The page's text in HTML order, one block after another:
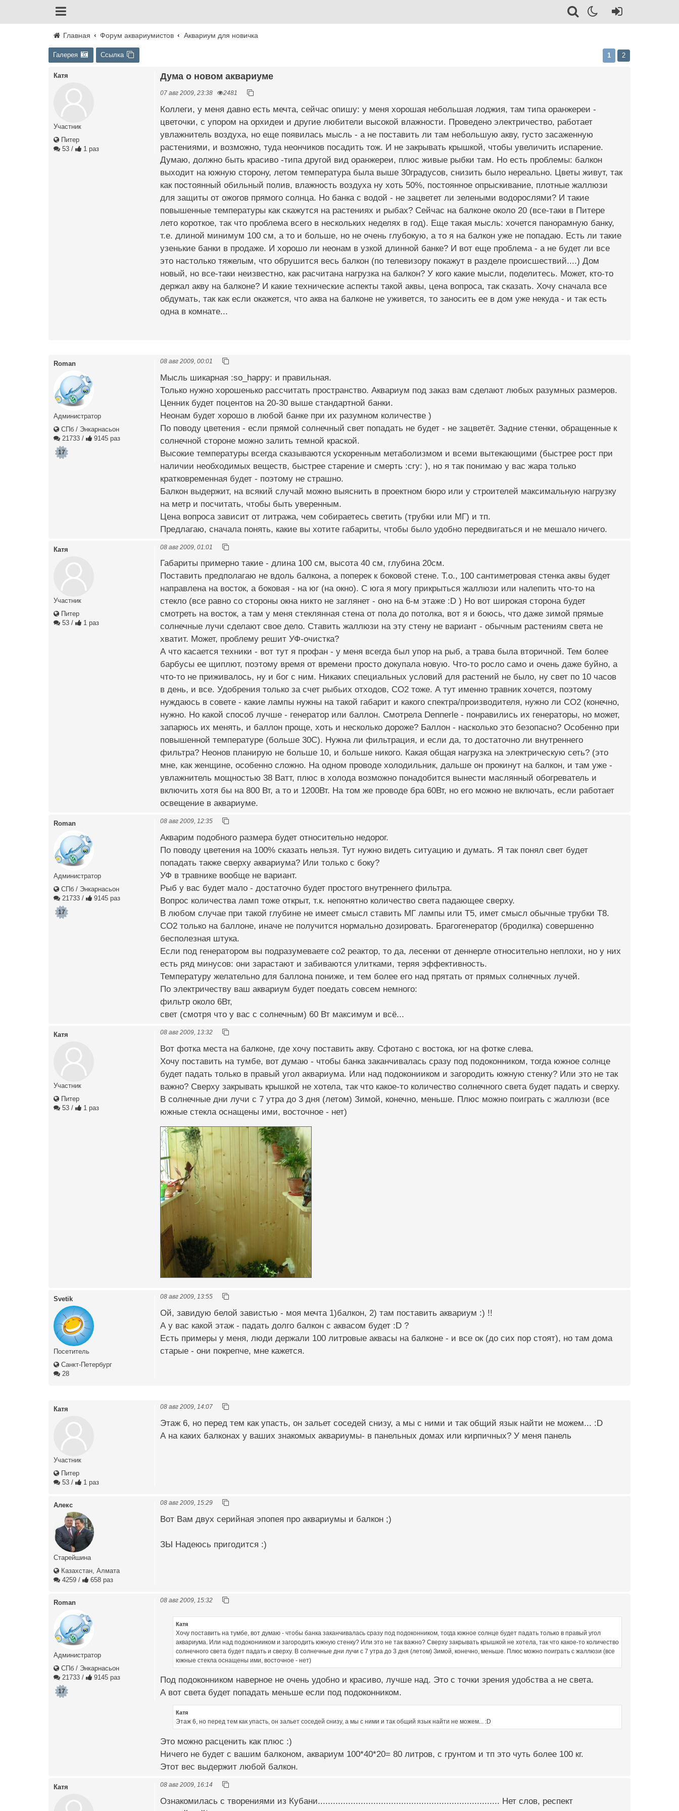
Главная Форум аквариумистов Аквариум для новичка
Галерея Ссылка 1 2
Катя
Участник
Питер
53 / 1 раз
Дума о новом аквариуме
07 авг 2009, 23:38 2481
Коллеги, у меня давно есть мечта, сейчас опишу: у меня хорошая небольшая лоджия, там типа оранжереи -
цветочки, с упором на орхидеи и другие любители высокой влажности. Проведено электричество, работает
увлажнитель воздуха, но еще появилась мысль - а не поставить ли там небольшую акву, густо засаженную
растениями, и возможно, туда неончиков посадить тож. И не закрывать крышкой, чтобы увеличить испарение.
Думаю, должно быть красиво -типа другой вид оранжереи, плюс живые рыбки там. Но есть проблемы: балкон
выходит на южную сторону, летом температура была выше 30градусов, снизить было нереально. Цветы живут, так
как постоянный обильный полив, влажность воздуха ну хоть 50%, постоянное опрыскивание, плотные жаллюзи
для защиты от ожогов прямого солнца. Но банка с водой - не зацветет ли зелеными водорослями? И такие
повышенные температуры как скажутся на растениях и рыбах? Сейчас на балконе около 20 (все-таки в Питере
лето короткое, так что проблема всего в нескольких неделях в год). Еще такая мысль: хочется панорамную банку,
т.е. длиной минимум 100 см, а то и больше, но не очень глубокую, а то я на балкон уже не попадаю. Есть ли такие
узенькие банки в продаже. И хорошо ли неонам в узкой длинной банке? И вот еще проблема - а не будет ли все
это настолько тяжелым, что обрушится весь балкон (по телевизору покажут в разделе происшествий....) Дом
новый, но все-таки неизвестно, как расчитана нагрузка на балкон? У кого какие мысли, поделитесь. Может, кто-то
держал акву на балконе? И какие технические аспекты такой аквы, цена вопроса, так сказать. Хочу сначала все
обдумать, так как если окажется, что аква на балконе не уживется, то заносить ее в дом уже некуда - и так есть
одна в комнате...
Roman
Администратор
СПб / Энкарнасьон
21733 / 9145 раз
17
08 авг 2009, 00:01
Мысль шикарная :so_happy: и правильная.
Только нужно хорошенько рассчитать пространство. Аквариум под заказ вам сделают любых разумных размеров.
Ценник будет поцентов на 20-30 выше стандартной банки.
Неонам будет хорошо в любой банке при их разумном количестве )
По поводу цветения - если прямой солнечный свет попадать не будет - не зацветёт. Задние стенки, обращенные к
солнечной стороне можно залить темной краской.
Высокие температуры всегда сказываются ускоренным метаболизмом и всеми вытекающими (быстрее рост при
наличии необходимых веществ, быстрее старение и смерть :cry: ), но я так понимаю у вас жара только
кратковременная будет - поэтому не страшно.
Балкон выдержит, на всякий случай можно выяснить в проектном бюро или у строителей максимальную нагрузку
на метр и посчитать, чтобы быть уверенным.
Цена вопроса зависит от литража, чем собираетесь светить (трубки или МГ) и тп.
Предлагаю, сначала понять, какие вы хотите габариты, чтобы было удобно передвигаться и не мешало ничего.
Катя
Участник
Питер
53 / 1 раз
08 авг 2009, 01:01
Габариты примерно такие - длина 100 см, высота 40 см, глубина 20см.
Поставить предполагаю не вдоль балкона, а поперек к боковой стене. Т.о., 100 сантиметровая стенка аквы будет
направлена на восток, а боковая - на юг (на окно). С юга я могу прикрыться жаллюзи или налепить что-то на
стекло (все равно со стороны окна никто не заглянет - оно на 6-м этаже :D ) Но вот широкая сторона будет
смотреть на восток, а там у меня стеклянная стена от пола до потолка, вот я и боюсь, что даже зимой прямые
солнечные лучи сделают свое дело. Ставить жаллюзи на эту стену не вариант - обычным растениям света не
хватит. Может, проблему решит УФ-очистка?
А что касается техники - вот тут я профан - у меня всегда был упор на рыб, а трава была вторичной. Тем более
барбусы ее щиплют, поэтому время от времени просто докупала новую. Что-то росло само и очень даже буйно, а
что-то не приживалось, ну и бог с ним. Никаких специальных условий для растений не было, ну свет по 10 часов
в день, и все. Удобрения только за счет рыбьих отходов, СО2 тоже. А тут именно травник хочется, поэтому
нуждаюсь в совете - какие лампы нужны на такой габарит и какого спектра/производителя, нужно ли СО2 (конечно,
нужно. Но какой способ лучше - генератор или баллон. Смотрела Dennerle - понравились их генераторы, но может,
запарюсь их менять, и баллон проще, хоть и несколько дороже? Баллон - насколько это безопасно? Особенно при
повышенной температуре (больше 30С). Нужна ли фильтрация, и если да, то достаточно ли внутреннего
фильтра? Неонов планирую не больше 10, и больше никого. Какая общая нагрузка на электрическую сеть? (это
мне, как женщине, особенно сложно. На одном проводе холодильник, дальше он прокинут на балкон, и там уже -
увлажнитель мощностью 38 Ватт, плюс в холода возможно понадобится вынести маслянный обогреватель и
включить хотя бы на 800 Вт, а то и 1200Вт. На том же проводе бра 60Вт, но его можно не включать, если работает
освещение в аквариуме.
Roman
Администратор
СПб / Энкарнасьон
21733 / 9145 раз
17
08 авг 2009, 12:35
Акварим подобного размера будет относительно недорог.
По поводу цветения на 100% сказать нельзя. Тут нужно видеть ситуацию и думать. Я так понял свет будет
попадать также сверху аквариума? Или только с боку?
УФ в травнике вообще не вариант.
Рыб у вас будет мало - достаточно будет простого внутреннего фильтра.
Вопрос количества ламп тоже открыт, т.к. непонятно количество света падающее сверху.
В любом случае при такой глубине не имеет смысл ставить МГ лампы или Т5, имет смысл обычные трубки Т8.
СО2 только на баллоне, иначе не получится нормально дозировать. Брагогенератор (бродилка) совершенно
бесполезная штука.
Если под генератором вы подразумеваете со2 реактор, то да, лесенки от деннерле относительно неплохи, но у них
есть ряд минусов: они зарастают и забиваются улитками, теряя эффективность.
Температуру желательно для баллона пониже, и тем более его над прятать от прямых солнечных лучей.
По электричеству ваш аквариум будет поедать совсем немного:
фильтр около 6Вт,
свет (смотря что у вас с солнечным) 60 Вт максимум и всё...
Катя
Участник
Питер
53 / 1 раз
08 авг 2009, 13:32
Вот фотка места на балконе, где хочу поставить акву. Сфотано с востока, юг на фотке слева.
Хочу поставить на тумбе, вот думаю - чтобы банка заканчивалась сразу под подоконником, тогда южное солнце
будет падать только в правый угол аквариума. Или над подоконииком и загородить южную стенку? Или это не так
важно? Сверху закрывать крышкой не хотела, так что какое-то количество солнечного света будет падать и сверху.
В солнечные дни лучи с 7 утра до 3 дня (летом) Зимой, конечно, меньше. Плюс можно поиграть с жаллюзи (все
южные стекла оснащены ими, восточное - нет)
Svetik
Посетитель
Санкт-Петербург
28
08 авг 2009, 13:55
Ой, завидую белой завистью - моя мечта 1)балкон, 2) там поставить аквариум :) !!
А у вас какой этаж - падать долго балкон с аквасом будет :D ?
Есть примеры у меня, люди держали 100 литровые аквасы на балконе - и все ок (до сих пор стоят), но там дома
старые - они покрепче, мне кажется.
Катя
Участник
Питер
53 / 1 раз
08 авг 2009, 14:07
Этаж 6, но перед тем как упасть, он зальет соседей снизу, а мы с ними и так общий язык найти не можем... :D
А на каких балконах у ваших знакомых аквариумы- в панельных домах или кирпичных? У меня панель
Алекс
Старейшина
Казахстан, Алмата
4259 / 658 раз
08 авг 2009, 15:29
Вот Вам двух серийная эпопея про аквариумы и балкон ;)
ЗЫ Надеюсь пригодится :)
Roman
Администратор
СПб / Энкарнасьон
21733 / 9145 раз
17
08 авг 2009, 15:32
Катя
Хочу поставить на тумбе, вот думаю - чтобы банка заканчивалась сразу под подоконником, тогда южное солнце будет падать только в правый угол
аквариума. Или над подоконииком и загородить южную стенку? Или это не так важно? Сверху закрывать крышкой не хотела, так что какое-то количество
солнечного света будет падать и сверху. В солнечные дни лучи с 7 утра до 3 дня (летом) Зимой, конечно, меньше. Плюс можно поиграть с жаллюзи (все
южные стекла оснащены ими, восточное - нет)
Под подоконником наверное не очень удобно и красиво, лучше над. Это с точки зрения удобства а не света.
А вот света будет попадать меньше если под подоконником.
Катя
Этаж 6, но перед тем как упасть, он зальет соседей снизу, а мы с ними и так общий язык найти не можем... :D
Это можно расценить как плюс :)
Ничего не будет с вашим балконом, аквариум 100*40*20= 80 литров, с грунтом и тп это чуть более 100 кг.
Этот вес выдержит любой балкон.
Катя 08 авг 2009, 16:14
Ознакомилась с творениями из Кубани........................................................................ Нет слов, респект